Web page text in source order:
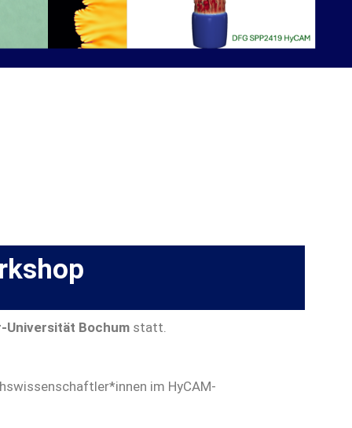
Universität Bochum statt.
im HyCAM-